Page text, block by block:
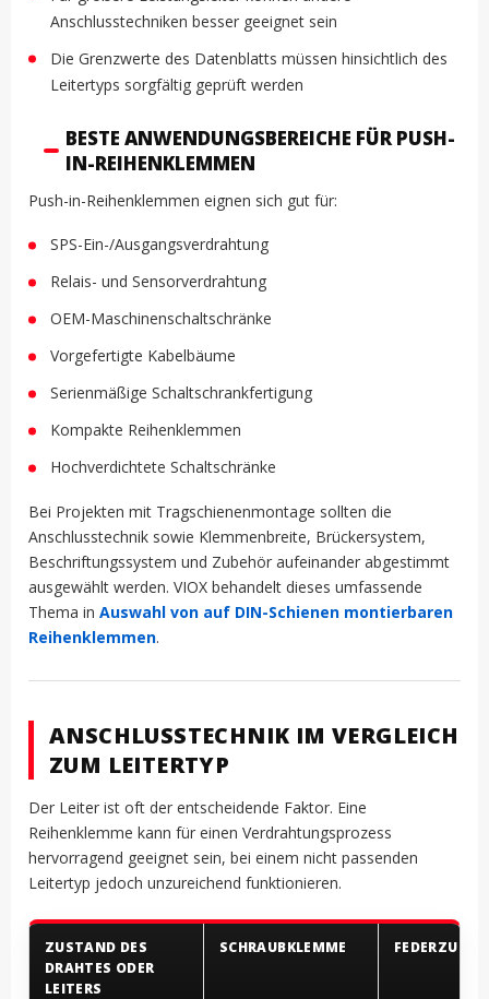
Anschlusstechniken besser geeignet sein
Die Grenzwerte des Datenblatts müssen hinsichtlich des
Leitertyps sorgfältig geprüft werden
BESTE ANWENDUNGSBEREICHE FÜR PUSH-
IN-REIHENKLEMMEN
Push-in-Reihenklemmen eignen sich gut für:
SPS-Ein-/Ausgangsverdrahtung
Relais- und Sensorverdrahtung
OEM-Maschinenschaltschränke
Vorgefertigte Kabelbäume
Serienmäßige Schaltschrankfertigung
Kompakte Reihenklemmen
Hochverdichtete Schaltschränke
Bei Projekten mit Tragschienenmontage sollten die
Anschlusstechnik sowie Klemmenbreite, Brückersystem,
Beschriftungssystem und Zubehör aufeinander abgestimmt
ausgewählt werden. VIOX behandelt dieses umfassende
Thema in Auswahl von auf DIN-Schienen montierbaren
Reihenklemmen.
ANSCHLUSSTECHNIK IM VERGLEICH
ZUM LEITERTYP
Der Leiter ist oft der entscheidende Faktor. Eine
Reihenklemme kann für einen Verdrahtungsprozess
hervorragend geeignet sein, bei einem nicht passenden
Leitertyp jedoch unzureichend funktionieren.
ZUSTAND DES
DRAHTES ODER
LEITERS
SCHRAUBKLEMME